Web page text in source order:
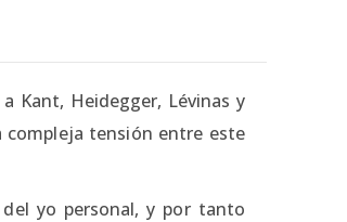
Kant, Heidegger, Lévinas y
compleja tensión entre este
yo personal, y por tanto